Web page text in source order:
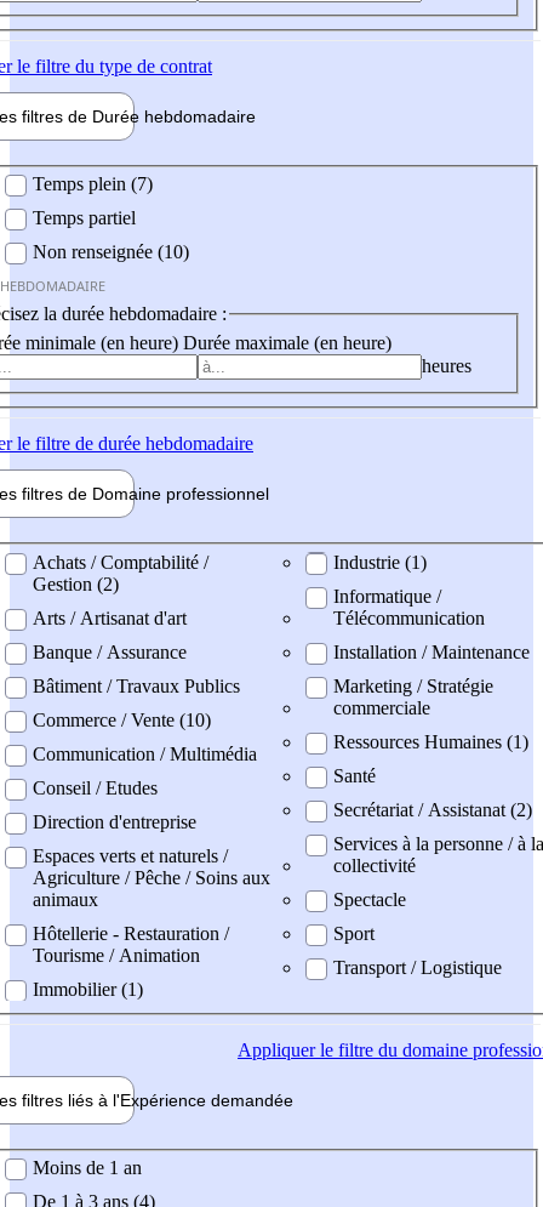
le filtre du type de contrat
filtres de Durée hebdomadaire
Temps plein (7)
Temps partiel
Non renseignée (10)
la durée hebdomadaire :
minimale (en heure) Durée maximale (en heure)
heures
le filtre de durée hebdomadaire
filtres de Domaine professionnel
professionel
Achats / Comptabilité /
Gestion (2)
Arts / Artisanat d'art
Banque / Assurance
Bâtiment / Travaux Publics
Commerce / Vente (10)
Communication / Multimédia
Conseil / Etudes
Direction d'entreprise
Espaces verts et naturels /
Agriculture / Pêche / Soins aux
animaux
Hôtellerie - Restauration /
Tourisme / Animation
Immobilier (1)
Industrie (1)
Informatique /
Télécommunication
Installation / Maintenance
Marketing / Stratégie
commerciale
Ressources Humaines (1)
Santé
Secrétariat / Assistanat (2)
Services à la personne / à la
collectivité
Spectacle
Sport
Transport / Logistique
Appliquerle filtre du domaine
filtres liés à l'Expérience demandée
demandée
Moins de 1 an
De 1 à 3 ans (4)